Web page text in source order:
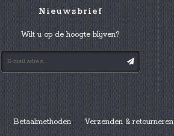
Nieuwsbrief
Wilt u op de hoogte blijven?
Betaalmethoden Verzenden & retourneren